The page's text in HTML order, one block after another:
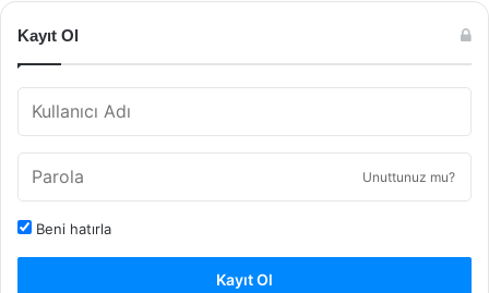
Kayıt Ol
Unuttunuz mu?
Beni hatırla
Kayıt Ol